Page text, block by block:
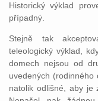
Historický výklad
případný.
Stejně tak
teleologický výklad,
domech nejsou od
uvedených
natolik odlišné, aby je